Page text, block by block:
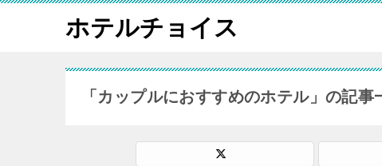
ホテルチョイス
「カップルにおすすめのホテル」の記事